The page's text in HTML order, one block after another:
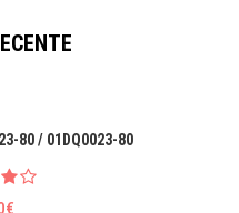
80 / 01DQ0023-80